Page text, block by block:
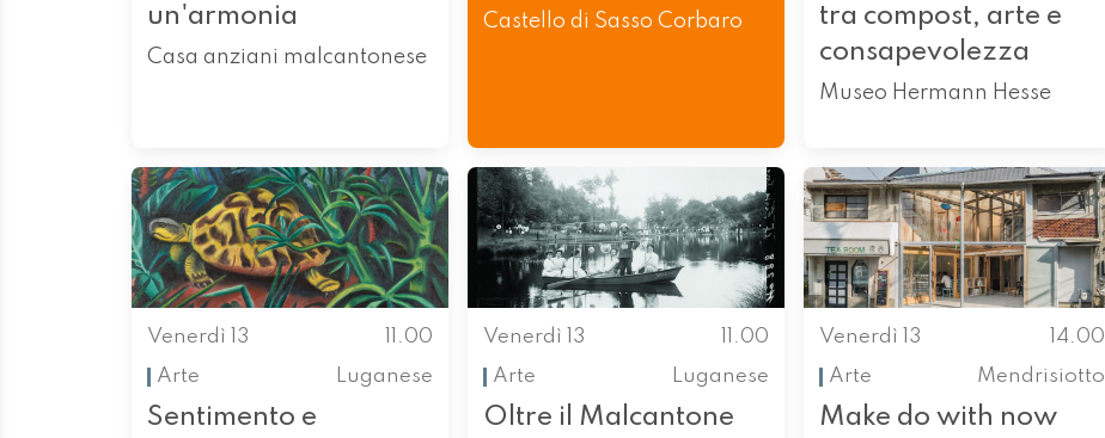
un'armonia
Casa anziani malcantonese
Castello di Sasso Corbaro
tra compost, arte e
consapevolezza
Museo Hermann Hesse
Venerdì 13
11.00
Arte
Luganese
Sentimento e
Venerdì 13
11.00
Arte
Luganese
Oltre il Malcantone
Venerdì 13
14.00
Arte
Mendrisiotto
Make do with now